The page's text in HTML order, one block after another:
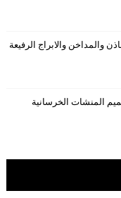
المنشات الخرسانية